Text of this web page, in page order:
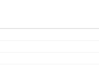
directas